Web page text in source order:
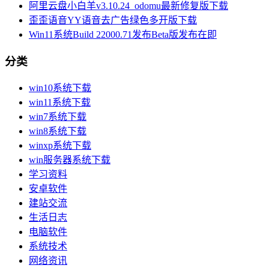
阿里云盘小白羊v3.10.24_odomu最新修复版下载
歪歪语音YY语音去广告绿色多开版下载
Win11系统Build 22000.71发布Beta版发布在即
分类
win10系统下载
win11系统下载
win7系统下载
win8系统下载
winxp系统下载
win服务器系统下载
学习资料
安卓软件
建站交流
生活日志
电脑软件
系统技术
网络资讯